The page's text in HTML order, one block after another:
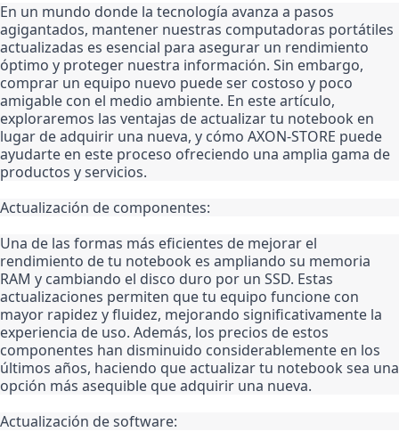
En un mundo donde la tecnología avanza a pasos
agigantados, mantener nuestras computadoras portátiles
actualizadas es esencial para asegurar un rendimiento
óptimo y proteger nuestra información. Sin embargo,
comprar un equipo nuevo puede ser costoso y poco
amigable con el medio ambiente. En este artículo,
exploraremos las ventajas de actualizar tu notebook en
lugar de adquirir una nueva, y cómo AXON-STORE puede
ayudarte en este proceso ofreciendo una amplia gama de
productos y servicios.
Actualización de componentes:
Una de las formas más eficientes de mejorar el
rendimiento de tu notebook es ampliando su memoria
RAM y cambiando el disco duro por un SSD. Estas
actualizaciones permiten que tu equipo funcione con
mayor rapidez y fluidez, mejorando significativamente la
experiencia de uso. Además, los precios de estos
componentes han disminuido considerablemente en los
últimos años, haciendo que actualizar tu notebook sea una
opción más asequible que adquirir una nueva.
Actualización de software: